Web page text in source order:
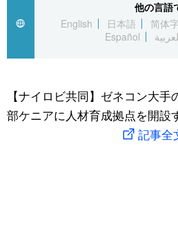
国際
社会
文化
アーカイブ
Japan Data
旅と暮らし
動画/Live
科学・技術
暮らし
スポーツ・東京2020
他の言語
English
日本語 简体
Español
【ナイロビ共同】ゼネコン大
部ケニアに人材育成拠点を開設
記事全